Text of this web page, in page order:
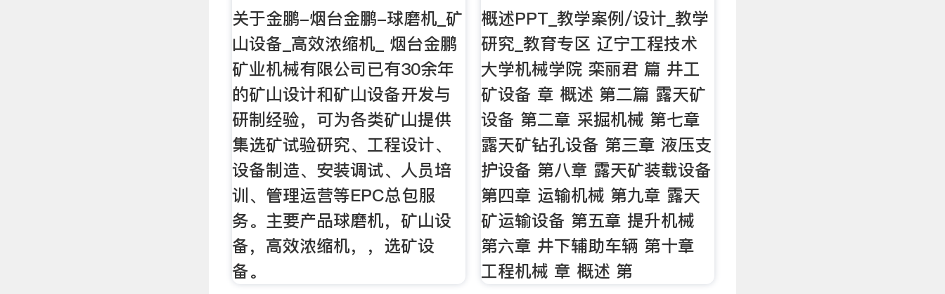
关于金鹏-烟台金鹏-球磨机_矿
山设备_高效浓缩机_ 烟台金鹏
矿业机械有限公司已有30余年
的矿山设计和矿山设备开发与
研制经验，可为各类矿山提供
集选矿试验研究、工程设计、
设备制造、安装调试、人员培
训、管理运营等EPC总包服
务。主要产品球磨机，矿山设
备，高效浓缩机，，选矿设
备。
概述PPT_教学案例/设计_教学
研究_教育专区 辽宁工程技术
大学机械学院 栾丽君 篇 井工
矿设备 章 概述 第二篇 露天矿
设备 第二章 采掘机械 第七章
露天矿钻孔设备 第三章 液压支
护设备 第八章 露天矿装载设备
第四章 运输机械 第九章 露天
矿运输设备 第五章 提升机械
第六章 井下辅助车辆 第十章
工程机械 章 概述 第